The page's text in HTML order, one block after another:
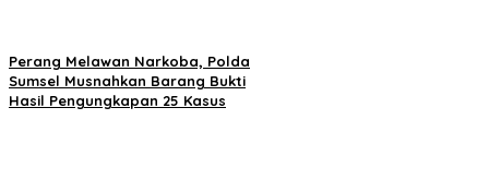
Perang Melawan Narkoba, Polda
Sumsel Musnahkan Barang Bukti
Hasil Pengungkapan 25 Kasus